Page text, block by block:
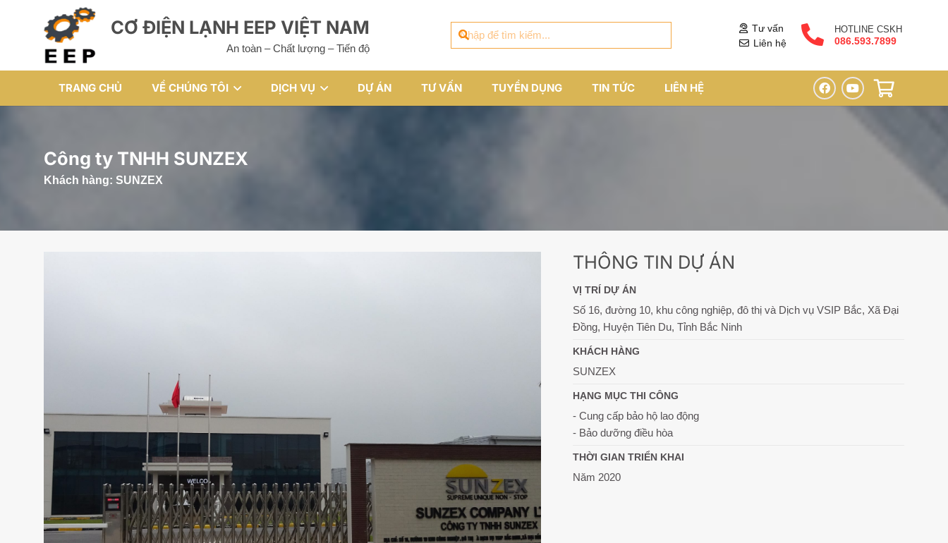
CƠ ĐIỆN LẠNH EEP VIỆT NAM
An toàn – Chất lượng – Tiến độ
Tư vấn
Liên hệ
HOTLINE CSKH
086.593.7899
TRANG CHỦ VỀ CHÚNG TÔI DỊCH VỤ DỰ ÁN TƯ VẤN TUYỂN DỤNG TIN TỨC LIÊN HỆ
Công ty TNHH SUNZEX
Khách hàng: SUNZEX
THÔNG TIN DỰ ÁN
VỊ TRÍ DỰ ÁN
Số 16, đường 10, khu công nghiệp, đô thị và Dịch vụ VSIP Bắc, Xã Đại
Đồng, Huyện Tiên Du, Tỉnh Bắc Ninh
KHÁCH HÀNG
SUNZEX
HẠNG MỤC THI CÔNG
- Cung cấp bảo hộ lao động
- Bảo dưỡng điều hòa
THỜI GIAN TRIỂN KHAI
Năm 2020